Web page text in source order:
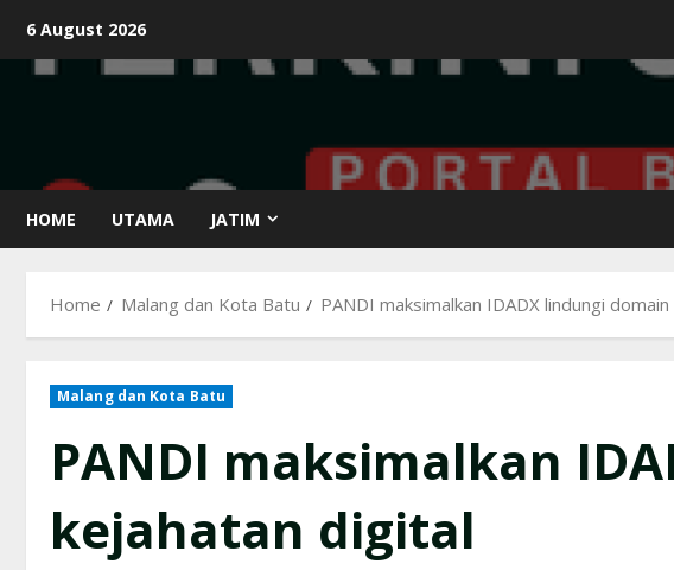
content
6 August 2026
HOME UTAMA JATIM
Home Malang dan Kota Batu PANDI maksimalkan IDADX lindungi
Malang dan Kota Batu
PANDI maksimalkan
kejahatan digital